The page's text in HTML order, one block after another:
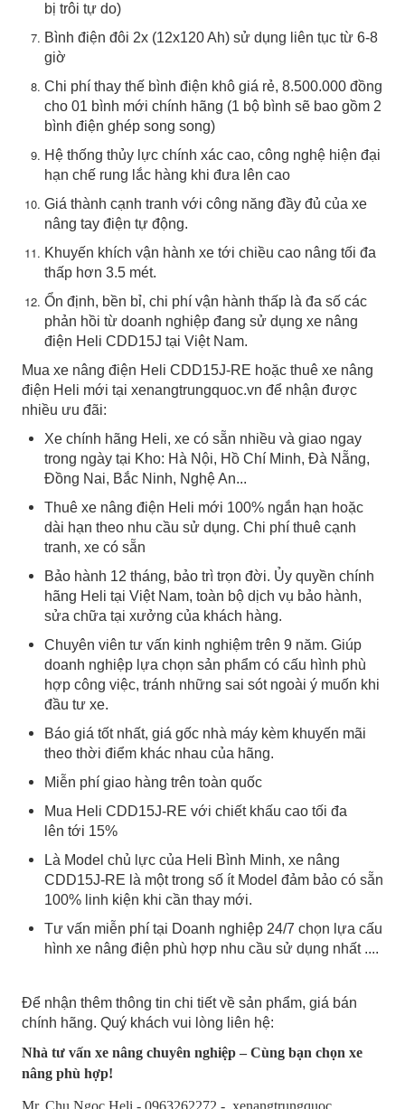
bị trôi tự do)
Bình điện đôi 2x (12x120 Ah) sử dụng liên tục từ 6-8
giờ
Chi phí thay thế bình điện khô giá rẻ, 8.500.000 đồng
cho 01 bình mới chính hãng (1 bộ bình sẽ bao gồm 2
bình điện ghép song song)
Hệ thống thủy lực chính xác cao, công nghệ hiện đại
hạn chế rung lắc hàng khi đưa lên cao
Giá thành cạnh tranh với công năng đầy đủ của xe
nâng tay điện tự động.
Khuyến khích vận hành xe tới chiều cao nâng tối đa
thấp hơn 3.5 mét.
Ổn định, bền bỉ, chi phí vận hành thấp là đa số các
phản hồi từ doanh nghiệp đang sử dụng xe nâng
điện Heli CDD15J tại Việt Nam.
Mua xe nâng điện Heli CDD15J-RE hoặc thuê xe nâng
điện Heli mới tại xenangtrungquoc.vn để nhận được
nhiều ưu đãi:
Xe chính hãng Heli, xe có sẵn nhiều và giao ngay
trong ngày tại Kho: Hà Nội, Hồ Chí Minh, Đà Nẵng,
Đồng Nai, Bắc Ninh, Nghệ An...
Thuê xe nâng điện Heli mới 100% ngắn hạn hoặc
dài hạn theo nhu cầu sử dụng. Chi phí thuê cạnh
tranh, xe có sẵn
Bảo hành 12 tháng, bảo trì trọn đời. Ủy quyền chính
hãng Heli tại Việt Nam, toàn bộ dịch vụ bảo hành,
sửa chữa tại xưởng của khách hàng.
Chuyên viên tư vấn kinh nghiệm trên 9 năm. Giúp
doanh nghiệp lựa chọn sản phẩm có cấu hình phù
hợp công việc, tránh những sai sót ngoài ý muốn khi
đầu tư xe.
Báo giá tốt nhất, giá gốc nhà máy kèm khuyến mãi
theo thời điểm khác nhau của hãng.
Miễn phí giao hàng trên toàn quốc
Mua Heli CDD15J-RE với chiết khấu cao tối đa
lên tới 15%
Là Model chủ lực của Heli Bình Minh, xe nâng
CDD15J-RE là một trong số ít Model đảm bảo có sẵn
100% linh kiện khi cần thay mới.
Tư vấn miễn phí tại Doanh nghiệp 24/7 chọn lựa cấu
hình xe nâng điện phù hợp nhu cầu sử dụng nhất ....
Để nhận thêm thông tin chi tiết về sản phẩm, giá bán
chính hãng. Quý khách vui lòng liên hệ:
Nhà tư vấn xe nâng chuyên nghiệp – Cùng bạn chọn xe
nâng phù hợp!